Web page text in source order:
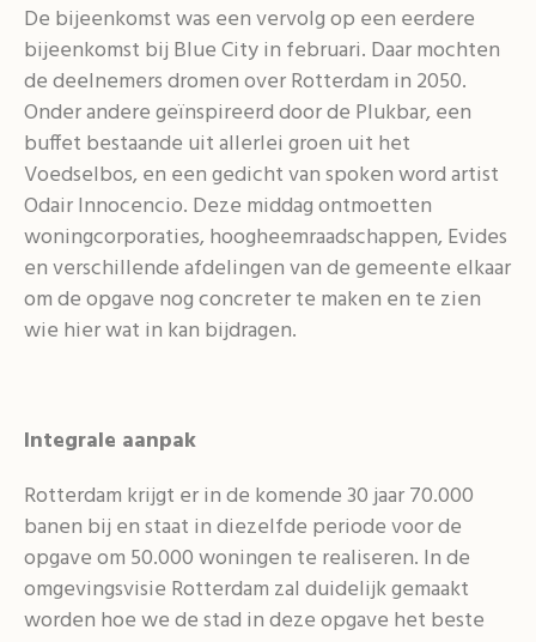
De bijeenkomst was een vervolg op een eerdere
bijeenkomst bij Blue City in februari. Daar mochten
de deelnemers dromen over Rotterdam in 2050.
Onder andere geïnspireerd door de Plukbar, een
buffet bestaande uit allerlei groen uit het
Voedselbos, en een gedicht van spoken word artist
Odair Innocencio. Deze middag ontmoetten
woningcorporaties, hoogheemraadschappen, Evides
en verschillende afdelingen van de gemeente elkaar
om de opgave nog concreter te maken en te zien
wie hier wat in kan bijdragen.
Integrale aanpak
Rotterdam krijgt er in de komende 30 jaar 70.000
banen bij en staat in diezelfde periode voor de
opgave om 50.000 woningen te realiseren. In de
omgevingsvisie Rotterdam zal duidelijk gemaakt
worden hoe we de stad in deze opgave het beste